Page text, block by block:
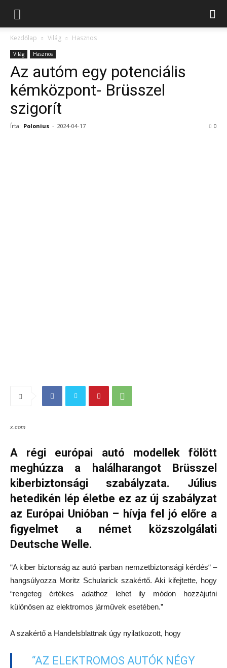
Kezdőlap Világ Hasznos
Világ Hasznos
Az autóm egy potenciális
kémközpont- Brüsszel
szigorít
Írta: Polonius - 2024-04-17 0
x.com
A régi európai autó modellek fölött
meghúzza a halálharangot Brüsszel
kiberbiztonsági szabályzata. Július
hetedikén lép életbe ez az új szabályzat
az Európai Unióban – hívja fel jó előre a
figyelmet a német közszolgálati
Deutsche Welle.
“A kiber biztonság az autó iparban nemzetbiztonsági kérdés“ –
hangsúlyozza Moritz Schularick szakértő. Aki kifejtette, hogy
“rengeteg értékes adathoz lehet ily módon hozzájutni
különösen az elektromos járművek esetében.”
A szakértő a Handelsblattnak úgy nyilatkozott, hogy
“AZ ELEKTROMOS AUTÓK NÉGY